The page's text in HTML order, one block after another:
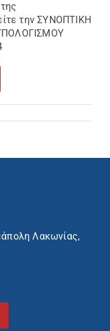
την ΣΥΝΟΠΤΙΚΗ
Λακωνίας,